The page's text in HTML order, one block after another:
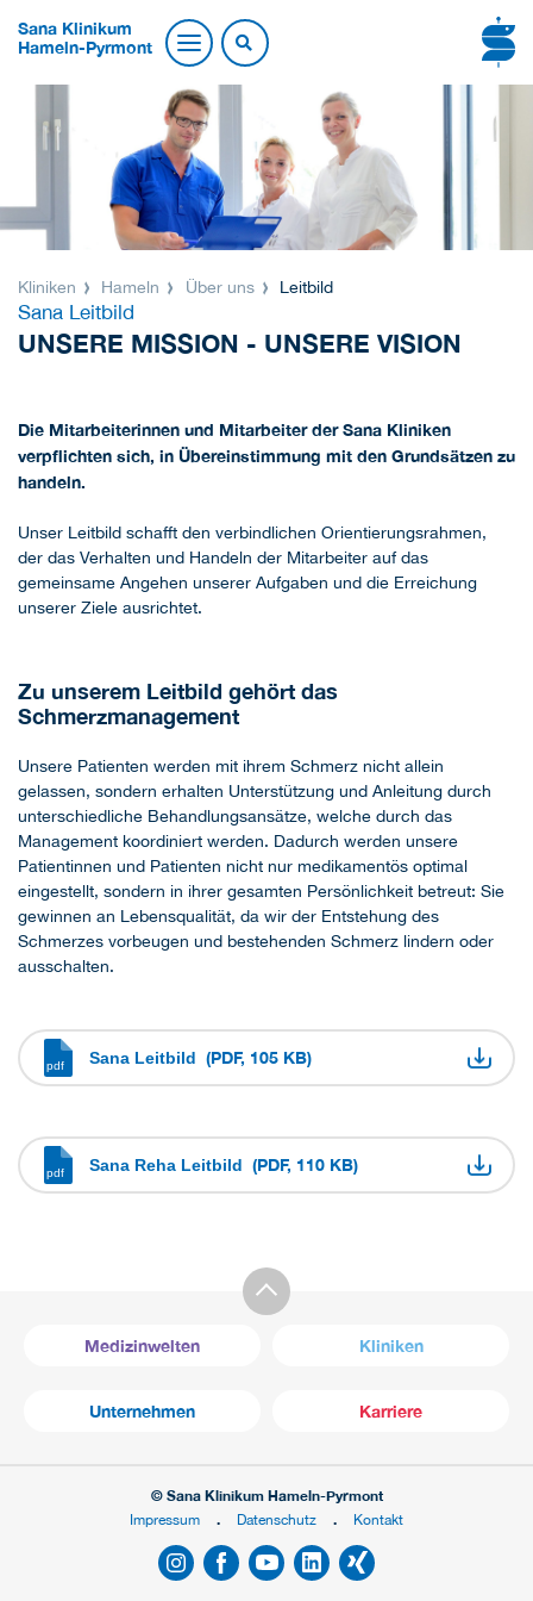
Sana Klinikum
Hameln-Pyrmont
Kliniken Hameln Über uns Leitbild
Sana Leitbild
UNSERE MISSION - UNSERE VISION
Die Mitarbeiterinnen und Mitarbeiter der Sana Kliniken
verpflichten sich, in Übereinstimmung mit den Grundsätzen zu
handeln.
Unser Leitbild schafft den verbindlichen Orientierungsrahmen,
der das Verhalten und Handeln der Mitarbeiter auf das
gemeinsame Angehen unserer Aufgaben und die Erreichung
unserer Ziele ausrichtet.
Zu unserem Leitbild gehört das
Schmerzmanagement
Unsere Patienten werden mit ihrem Schmerz nicht allein
gelassen, sondern erhalten Unterstützung und Anleitung durch
unterschiedliche Behandlungsansätze, welche durch das
Management koordiniert werden. Dadurch werden unsere
Patientinnen und Patienten nicht nur medikamentös optimal
eingestellt, sondern in ihrer gesamten Persönlichkeit betreut: Sie
gewinnen an Lebensqualität, da wir der Entstehung des
Schmerzes vorbeugen und bestehenden Schmerz lindern oder
ausschalten.
Sana Leitbild (PDF, 105 KB)
Sana Reha Leitbild (PDF, 110 KB)
Medizinwelten Kliniken
Unternehmen Karriere
© Sana Klinikum Hameln-Pyrmont
Impressum
Datenschutz Kontakt